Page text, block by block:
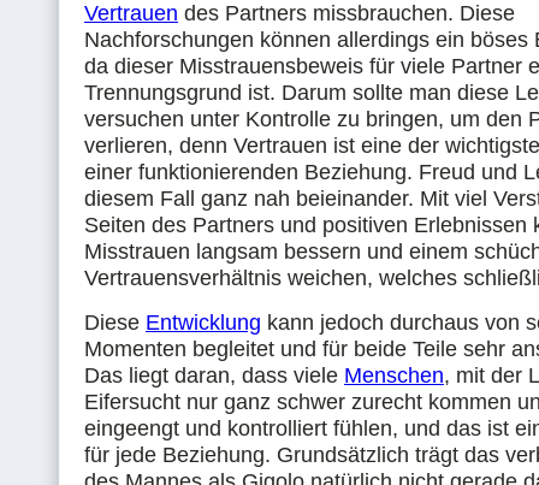
Vertrauen des Partners missbrauchen. Diese
Nachforschungen können allerdings ein böses
da dieser Misstrauensbeweis für viele Partner
Trennungsgrund ist. Darum sollte man diese
versuchen unter Kontrolle zu bringen, um den
verlieren, denn Vertrauen ist eine der
einer funktionierenden Beziehung. Freud und
diesem Fall ganz nah beieinander. Mit viel
Seiten des Partners und positiven Erlebnissen
Misstrauen langsam bessern und einem
Vertrauensverhältnis weichen, welches
Diese Entwicklung kann jedoch durchaus von
Momenten begleitet und für beide Teile sehr
Das liegt daran, dass viele Menschen, mit der
Eifersucht nur ganz schwer zurecht kommen
eingeengt und kontrolliert fühlen, und das ist
für jede Beziehung. Grundsätzlich trägt das